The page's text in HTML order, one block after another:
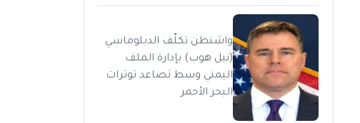
واشنطن تكلّف الدبلوماسي
(نيل هوب) بإدارة الملف
اليمني وسط تصاعد توترات
البحر الأحمر